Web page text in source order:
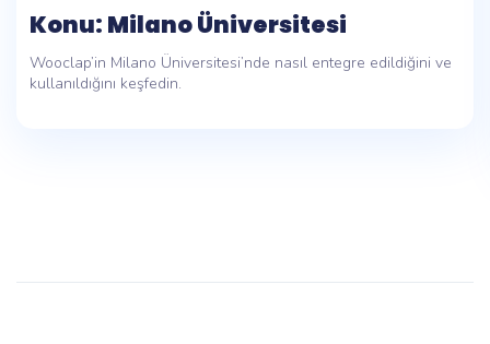
Konu: Milano Üniversitesi
Wooclap’in Milano Üniversitesi’nde nasıl entegre edildiğini ve
kullanıldığını keşfedin.